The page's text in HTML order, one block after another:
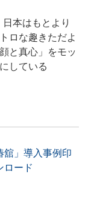
本はもとより
ロな趣きただよ
と真心」をモッ
している
」導入事例印
ロード